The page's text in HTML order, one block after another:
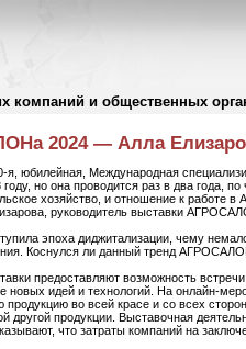
компаний и общественных
2024 — Алла
я, юбилейная, Международная
но она проводится раз в два
хозяйство, и отношение к работе
руководитель выставки
эпоха диджитализации, чему
Коснулся ли данный тренд
предоставляют возможность
новых идей и технологий. На онлайн-
во всей красе и со всех
другой продукции. Выставочная
что затраты компаний на